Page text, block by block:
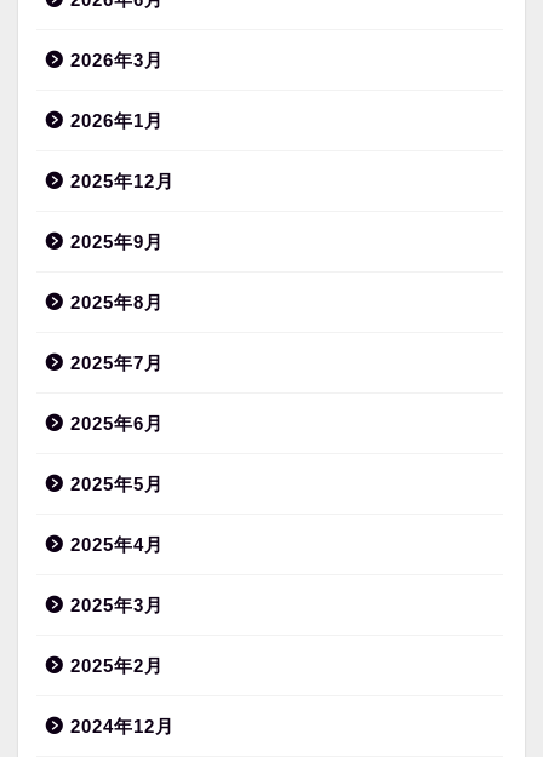
2026年3月
2026年1月
2025年12月
2025年9月
2025年8月
2025年7月
2025年6月
2025年5月
2025年4月
2025年3月
2025年2月
2024年12月